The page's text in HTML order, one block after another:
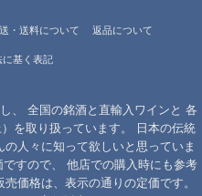
・送料について 返品について
基く表記
、 全国の銘酒と直輸入ワインと 各
を取り扱っています。 日本の伝統
人々に知って欲しいと思っていま
すので、 他店での購入時にも参考
価格は、表示の通りの定価です。